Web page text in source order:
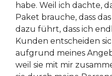
habe. Weil ich dachte,
Paket brauche, dass
dazu führt, dass ich
Kunden entscheiden
aufgrund meines
weil sie mit mir